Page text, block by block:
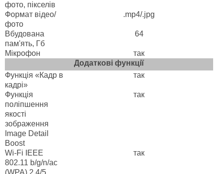
фото, пікселів
Формат відео/
фото
.mp4/.jpg
Вбудована
пам'ять, Гб
64
Мікрофон
так
Додаткові функції
Функція «Кадр в
кадрі»
так
Функція
поліпшення
якості
зображення
Image Detail
Boost
так
Wi-Fi IEEE
802.11 b/g/n/ac
(WPA) 2,4/5
так